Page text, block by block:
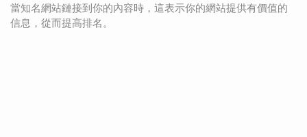
當知名網站鏈接到你的內容時，這表示你的網站提供有價值的
信息，從而提高排名。